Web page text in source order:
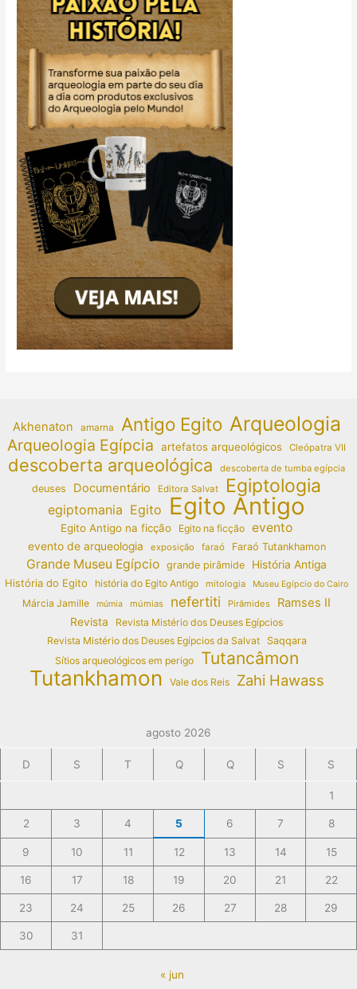
Akhenaton amarna Antigo Egito Arqueologia
Arqueologia Egípcia artefatos arqueológicos Cleópatra VII
descoberta arqueológica descoberta de tumba egípcia
deuses Documentário Editora Salvat Egiptologia
egiptomania Egito Egito Antigo
Egito Antigo na ficção Egito na ficção evento
evento de arqueologia exposição faraó Faraó Tutankhamon
Grande Museu Egípcio grande pirâmide
História Antiga
História do Egito
história do Egito Antigo mitologia Museu Egípcio do Cairo
Márcia Jamille múmia múmias nefertiti Pirâmides Ramses II
Revista
Revista Mistério dos Deuses Egípcios
Revista Mistério dos Deuses Egípcios da Salvat
Saqqara
Sítios arqueológicos em perigo
Tutancâmon
Tutankhamon Vale dos Reis Zahi Hawass
agosto 2026
D S T Q Q S S
1
2 3 4 5 6 7 8
9 10 11 12 13 14 15
16 17 18 19 20 21 22
23 24 25 26 27 28 29
30 31
« jun